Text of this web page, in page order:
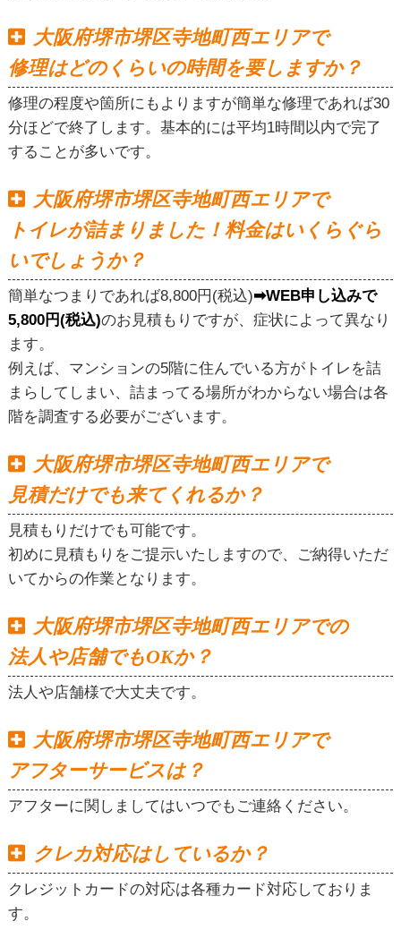
大阪府堺市堺区寺地町西エリアで
修理はどのくらいの時間を要しますか？
修理の程度や箇所にもよりますが簡単な修理であれば30
分ほどで終了します。基本的には平均1時間以内で完了
することが多いです。
大阪府堺市堺区寺地町西エリアで
トイレが詰まりました！料金はいくらぐら
いでしょうか？
簡単なつまりであれば8,800円(税込)➡WEB申し込みで
5,800円(税込)のお見積もりですが、症状によって異なり
ます。
例えば、マンションの5階に住んでいる方がトイレを詰
まらしてしまい、詰まってる場所がわからない場合は各
階を調査する必要がございます。
大阪府堺市堺区寺地町西エリアで
見積だけでも来てくれるか？
見積もりだけでも可能です。
初めに見積もりをご提示いたしますので、ご納得いただ
いてからの作業となります。
大阪府堺市堺区寺地町西エリアでの
法人や店舗でもOKか？
法人や店舗様で大丈夫です。
大阪府堺市堺区寺地町西エリアで
アフターサービスは？
アフターに関しましてはいつでもご連絡ください。
クレカ対応はしているか？
クレジットカードの対応は各種カード対応しておりま
す。